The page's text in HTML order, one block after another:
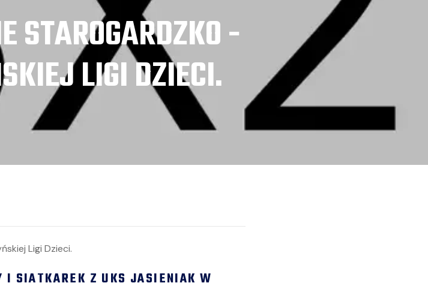
STAROGARDZKO -
LIGI DZIECI.
SIATKAREK Z UKS JASIENIAK W